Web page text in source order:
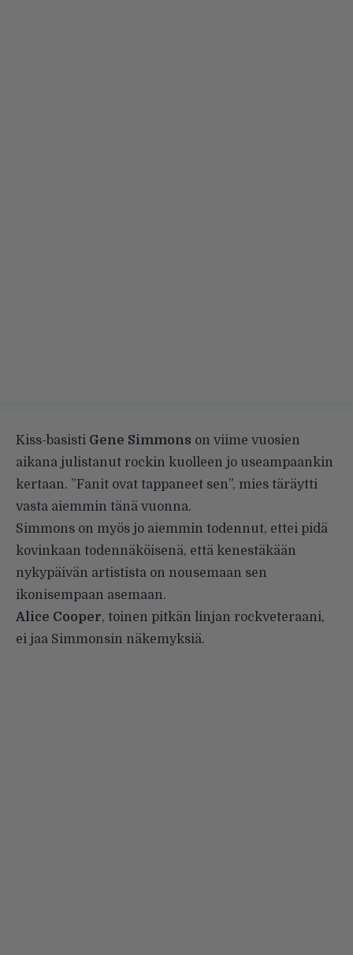
Kiss-basisti Gene Simmons on viime vuosien
aikana julistanut rockin kuolleen jo useampaankin
kertaan. ”Fanit ovat tappaneet sen”, mies täräytti
vasta aiemmin tänä vuonna.
Simmons on myös jo aiemmin todennut, ettei pidä
kovinkaan todennäköisenä, että kenestäkään
nykypäivän artistista on nousemaan sen
ikonisempaan asemaan.
Alice Cooper, toinen pitkän linjan rockveteraani,
ei jaa Simmonsin näkemyksiä.